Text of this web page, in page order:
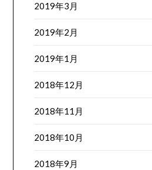
2019年3月
2019年2月
2019年1月
2018年12月
2018年11月
2018年10月
2018年9月